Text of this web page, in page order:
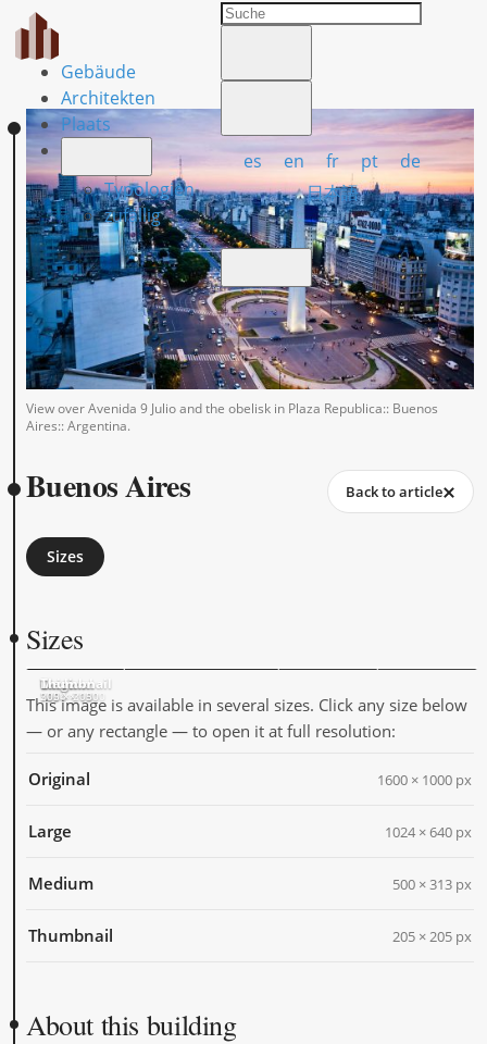
Gebäude
Architekten
Plaats
Typologien
zufällig
es en fr pt
de
日本語
View over Avenida 9 Julio and the obelisk in Plaza Republica:: Buenos
Aires:: Argentina.
Buenos Aires Back to article
Sizes
Sizes
Original
1600 × 1000
Large
1024 × 640
Medium
500 × 313
Thumbnail
205 × 205
This image is available in several sizes. Click any size below
— or any rectangle — to open it at full resolution:
Original 1600 × 1000 px
Large 1024 × 640 px
Medium 500 × 313 px
Thumbnail 205 × 205 px
About this building